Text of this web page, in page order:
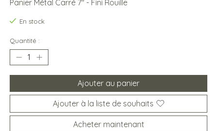
Panier Métal Carré 7" - Fini Rouille
En stock
Quantité :
Ajouter au panier
Ajouter à la liste de souhaits
Acheter maintenant